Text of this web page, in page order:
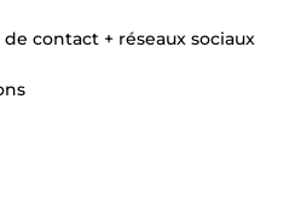
contact + réseaux sociaux